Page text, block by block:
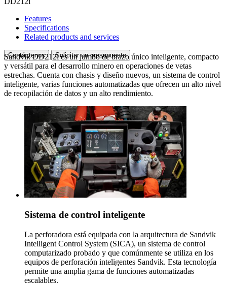
Features
Specifications
Related products and services
Contáctenos Solicitar un presupuesto
Sandvik DD212i es un jumbo de brazo único inteligente, compacto
y versátil para el desarrollo minero en operaciones de vetas
estrechas. Cuenta con chasis y diseño nuevos, un sistema de control
inteligente, varias funciones automatizadas que ofrecen un alto nivel
de recopilación de datos y un alto rendimiento.
Sistema de control inteligente
La perforadora está equipada con la arquitectura de Sandvik
Intelligent Control System (SICA), un sistema de control
computarizado probado y que comúnmente se utiliza en los
equipos de perforación inteligentes Sandvik. Esta tecnología
permite una amplia gama de funciones automatizadas
escalables.